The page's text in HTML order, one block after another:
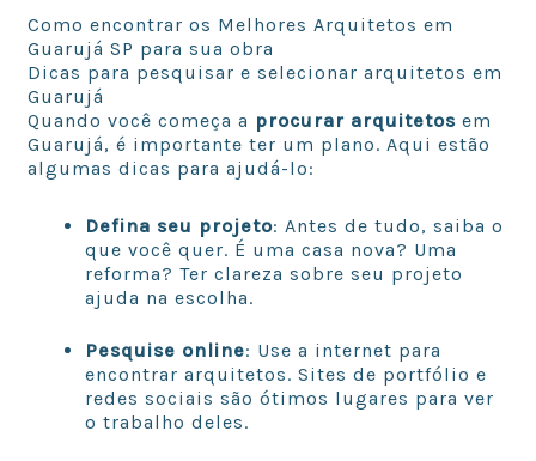
Como encontrar os Melhores Arquitetos em
Guarujá SP para sua obra
Dicas para pesquisar e selecionar arquitetos em
Guarujá
Quando você começa a procurar arquitetos em
Guarujá, é importante ter um plano. Aqui estão
algumas dicas para ajudá-lo:
Defina seu projeto: Antes de tudo, saiba o
que você quer. É uma casa nova? Uma
reforma? Ter clareza sobre seu projeto
ajuda na escolha.
Pesquise online: Use a internet para
encontrar arquitetos. Sites de portfólio e
redes sociais são ótimos lugares para ver
o trabalho deles.